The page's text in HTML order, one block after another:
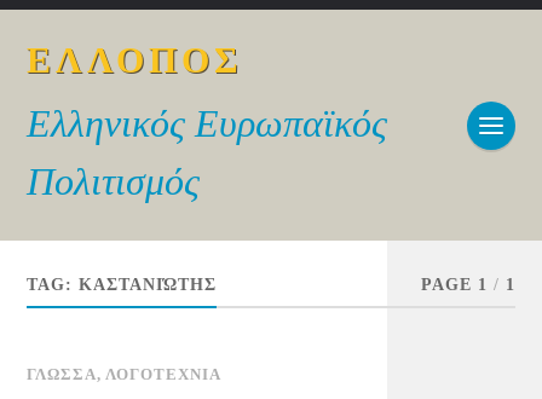
ΕΛΛΟΠΟΣ
Ελληνικός Ευρωπαϊκός
Πολιτισμός
TAG:ΚΑΣΤΑΝΙΏΤΗΣ PAGE 1 / 1
ΓΛΩΣΣΑ,ΛΟΓΟΤΕΧΝΙΑ